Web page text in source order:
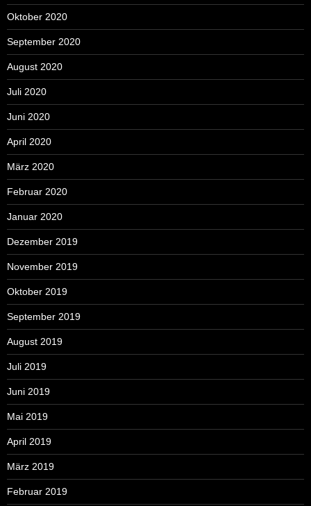
Oktober 2020
September 2020
August 2020
Juli 2020
Juni 2020
April 2020
März 2020
Februar 2020
Januar 2020
Dezember 2019
November 2019
Oktober 2019
September 2019
August 2019
Juli 2019
Juni 2019
Mai 2019
April 2019
März 2019
Februar 2019